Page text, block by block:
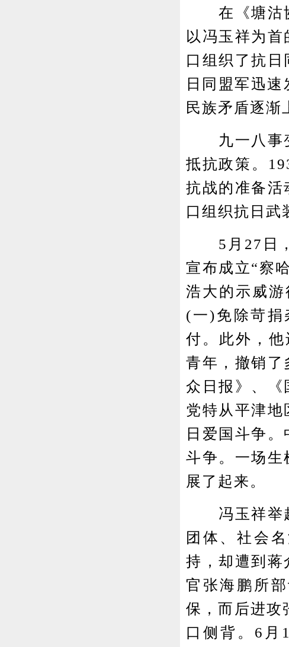
在《塘沽协
以冯玉祥为
口组织了抗
日同盟军迅
民族矛盾逐渐
九一八事变
抵抗政策。
抗战的准备活
口组织抗日武
5月27日，
宣布成立“察
浩大的示威游
(一)免除苛捐
付。此外，
青年，撤销了
众日报》、《
党特从平津
日爱国斗争
斗争。一场生
展了起来。
冯玉祥举起
团体、社会
持，却遭到蒋
官张海鹏所
保，而后进攻
口侧背。6月